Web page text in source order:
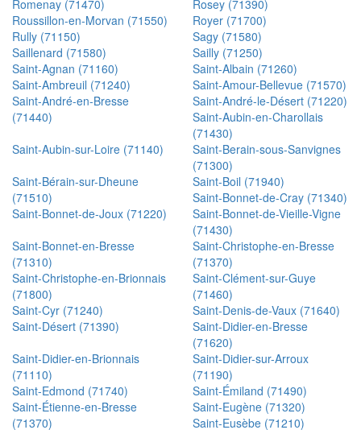
Romenay (71470)
Rosey (71390)
Roussillon-en-Morvan (71550)
Royer (71700)
Rully (71150)
Sagy (71580)
Saillenard (71580)
Sailly (71250)
Saint-Agnan (71160)
Saint-Albain (71260)
Saint-Ambreuil (71240)
Saint-Amour-Bellevue (71570)
Saint-André-en-Bresse
(71440)
Saint-André-le-Désert (71220)
Saint-Aubin-en-Charollais
(71430)
Saint-Aubin-sur-Loire (71140)
Saint-Berain-sous-Sanvignes
(71300)
Saint-Bérain-sur-Dheune
(71510)
Saint-Boil (71940)
Saint-Bonnet-de-Cray (71340)
Saint-Bonnet-de-Joux (71220)
Saint-Bonnet-de-Vieille-Vigne
(71430)
Saint-Bonnet-en-Bresse
(71310)
Saint-Christophe-en-Bresse
(71370)
Saint-Christophe-en-Brionnais
(71800)
Saint-Clément-sur-Guye
(71460)
Saint-Cyr (71240)
Saint-Denis-de-Vaux (71640)
Saint-Désert (71390)
Saint-Didier-en-Bresse
(71620)
Saint-Didier-en-Brionnais
(71110)
Saint-Didier-sur-Arroux
(71190)
Saint-Edmond (71740)
Saint-Émiland (71490)
Saint-Étienne-en-Bresse
(71370)
Saint-Eugène (71320)
Saint-Eusèbe (71210)